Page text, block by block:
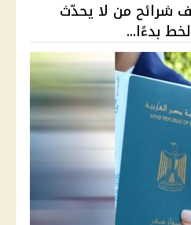
شرائح من لا يحدّث
بدءًا...